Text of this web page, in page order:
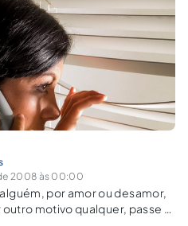
2008 às 00:00
por amor ou desamor,
motivo qualquer, passe a